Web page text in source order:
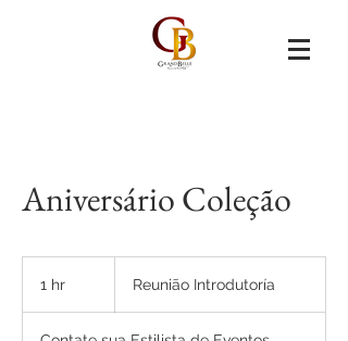
Aniversário Coleção
1 hr Reunião Introdutoría